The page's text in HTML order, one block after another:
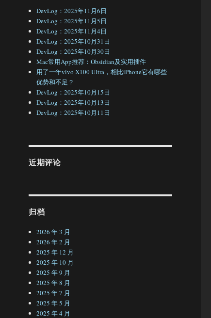
DevLog：2025年11月6日
DevLog：2025年11月5日
DevLog：2025年11月4日
DevLog：2025年10月31日
DevLog：2025年10月30日
Mac常用App推荐：Obsidian及实用插件
用了一年vivo X100 Ultra，相比iPhone它有哪些
优势和不足？
DevLog：2025年10月15日
DevLog：2025年10月13日
DevLog：2025年10月11日
近期评论
归档
2026 年 3 月
2026 年 2 月
2025 年 12 月
2025 年 10 月
2025 年 9 月
2025 年 8 月
2025 年 7 月
2025 年 5 月
2025 年 4 月